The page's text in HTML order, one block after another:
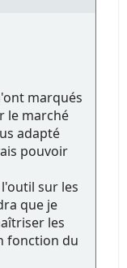
marqués
le marché
adapté
pouvoir
sur les
que je
les
fonction du